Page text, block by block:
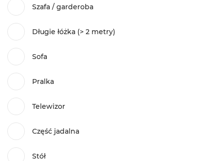
Szafa / garderoba
Długie łóżka (> 2 metry)
Sofa
Pralka
Telewizor
Część jadalna
Stół